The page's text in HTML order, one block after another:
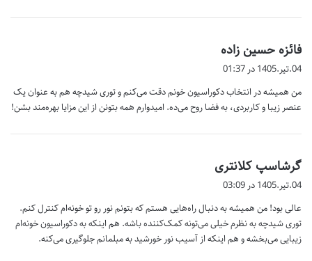
فائزه حسین زاده
:
04.تیر.1405 در 01:37
من همیشه در انتخاب دکوراسیون خونم دقت می‌کنم و توری شیدچه هم به عنوان یک
عنصر زیبا و کاربردی، به فضا روح می‌ده. امیدوارم همه بتونن از این مزایا بهره‌مند بشن!
گرشاسپ کلانتری
:
04.تیر.1405 در 03:09
عالی بود! من همیشه به دنبال راه‌هایی هستم که بتونم نور رو تو خونه‌ام کنترل کنم.
توری شیدچه به نظرم خیلی می‌تونه کمک‌کننده باشه. هم اینکه به دکوراسیون خونه‌ام
زیبایی می‌بخشه و هم اینکه از آسیب نور خورشید به مبلمانم جلوگیری می‌کنه.